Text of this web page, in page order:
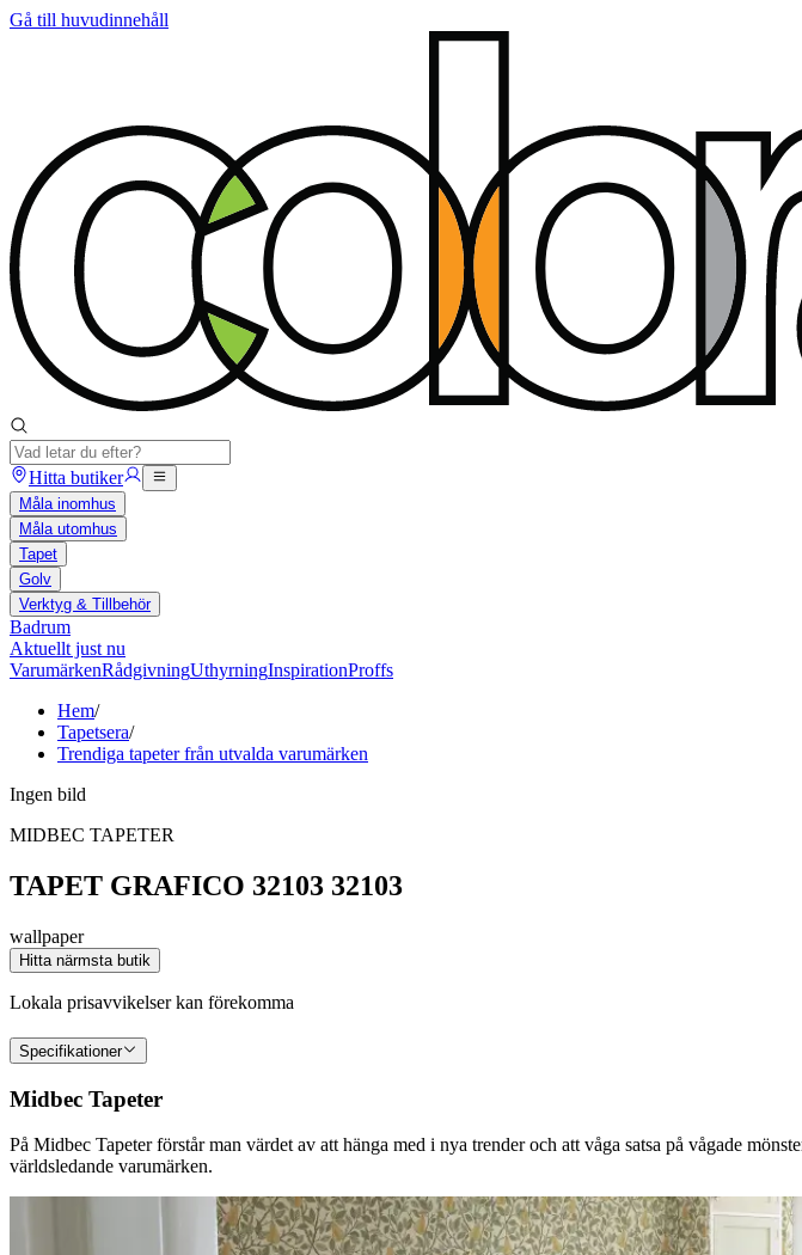
Gå till huvudinnehåll
Hitta butiker
Måla inomhus
Måla utomhus
Tapet
Golv
Verktyg & Tillbehör
Badrum
Aktuellt just nu
VarumärkenRådgivningUthyrningInspirationProffs
Hem/
Tapetsera/
Trendiga tapeter från utvalda varumärken
Ingen bild
MIDBEC TAPETER
TAPET GRAFICO 32103 32103
wallpaper
Hitta närmsta butik
Lokala prisavvikelser kan förekomma
Specifikationer
Midbec Tapeter
På Midbec Tapeter förstår man värdet av att hänga med i nya trender och att våga satsa på vågade
världsledande varumärken.